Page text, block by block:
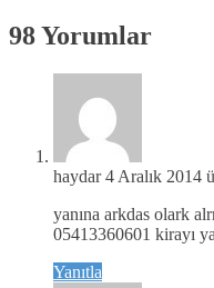
98 Yorumlar
haydar 4 Aralık 2014
yanına arkdas olark
05413360601 kirayı
Yanıtla